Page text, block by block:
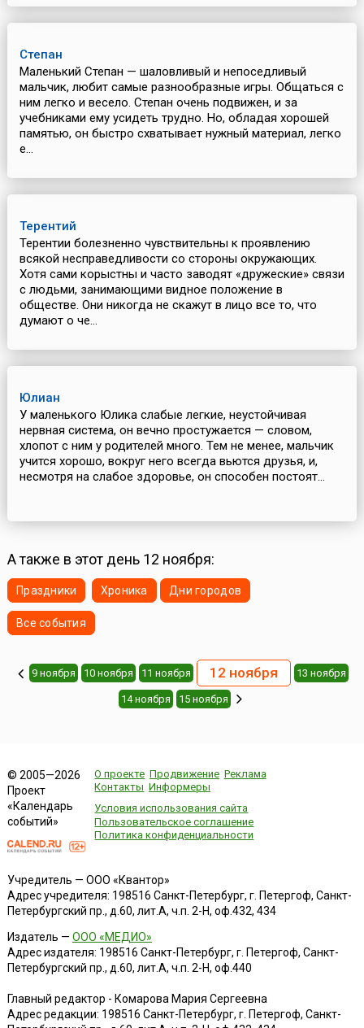
Степан
Маленький Степан — шаловливый и непоседливый
мальчик, любит самые разнообразные игры. Общаться с
ним легко и весело. Степан очень подвижен, и за
учебниками ему усидеть трудно. Но, обладая хорошей
памятью, он быстро схватывает нужный материал, легко
е...
Терентий
Терентии болезненно чувствительны к проявлению
всякой несправедливости со стороны окружающих.
Хотя сами корыстны и часто заводят «дружеские» связи
с людьми, занимающими видное положение в
обществе. Они никогда не скажут в лицо все то, что
думают о че...
Юлиан
У маленького Юлика слабые легкие, неустойчивая
нервная система, он вечно простужается — словом,
хлопот с ним у родителей много. Тем не менее, мальчик
учится хорошо, вокруг него всегда вьются друзья, и,
несмотря на слабое здоровье, он способен постоят...
А также в этот день 12 ноября:
Праздники Хроника Дни городов
Все события
9 ноября 10 ноября 11 ноября 12 ноября 13 ноября
14 ноября 15 ноября
© 2005—2026
Проект
«Календарь
событий»
О проекте Продвижение Реклама
Контакты Информеры
Условия использования сайта
Пользовательское соглашение
Политика конфиденциальности
Учредитель — ООО «Квантор»
Адрес учредителя: 198516 Санкт-Петербург, г. Петергоф, Санкт-
Петербургский пр., д.60, лит.А, ч.п. 2-Н, оф.432, 434
Издатель — ООО «МЕДИО»
Адрес издателя: 198516 Санкт-Петербург, г. Петергоф, Санкт-
Петербургский пр., д.60, лит.А, ч.п. 2-Н, оф.440
Главный редактор - Комарова Мария Сергеевна
Адрес редакции: 198516 Санкт-Петербург, г. Петергоф, Санкт-